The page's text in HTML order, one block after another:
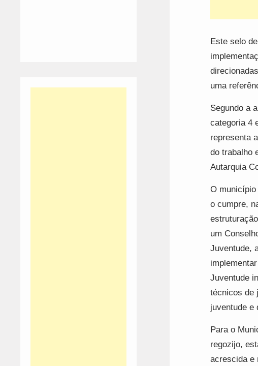
Este selo
uma
Segundo a
categoria 4
representa
do trabalho
Autarquia
O
o cumpre,
um
Juventude,
Juventude
técnicos de
juventude e
Para o
regozijo,
acrescida e